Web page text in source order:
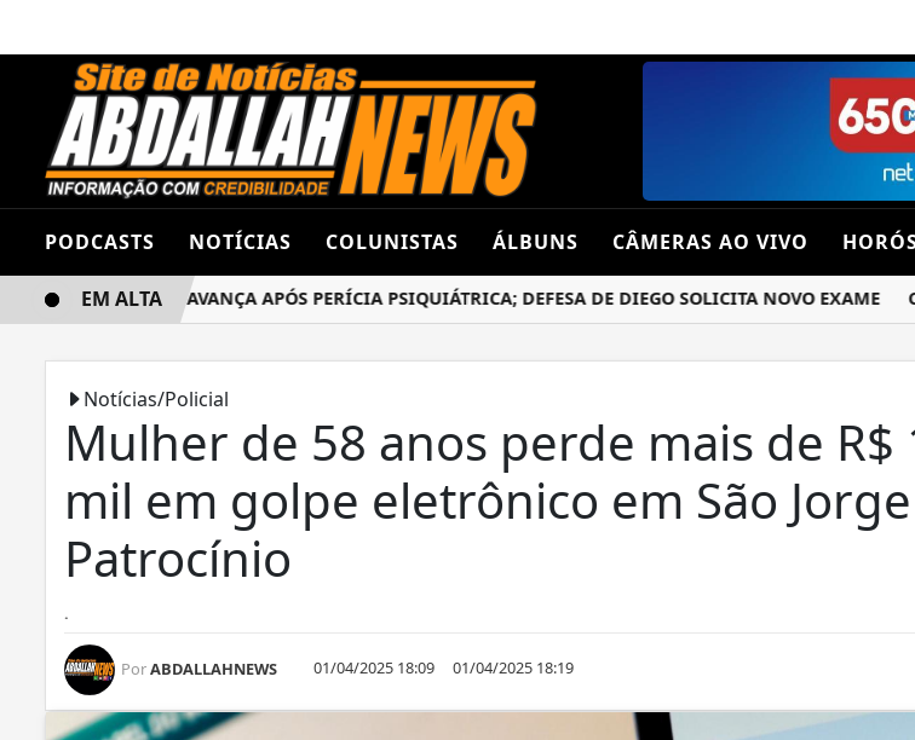
PODCASTS NOTÍCIAS COLUNISTAS ÁLBUNS CÂMERAS AO VIVO
DANILO ROGER AVANÇA APÓS PERÍCIA PSIQUIÁTRICA; DEFESA DE DIEGO SOLICITA NOVO EXAME
EM ALTA
Notícias/Policial
Mulher de 58 anos perde mais de R$
mil em golpe eletrônico em São
Patrocínio
.
PorABDALLAHNEWS 01/04/2025 18:09 01/04/2025 18:19